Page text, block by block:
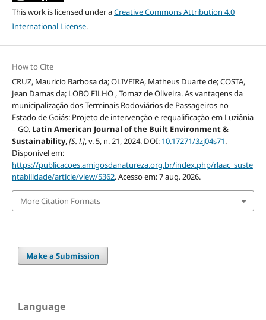
This work is licensed under aCreative Commons Attribution 4.0
International License.
How to Cite
CRUZ, Mauricio Barbosa da; OLIVEIRA, Matheus Duarte de; COSTA,
Jean Damas da; LOBO FILHO , Tomaz de Oliveira. As vantagens da
municipalização dos Terminais Rodoviários de Passageiros no
Estado de Goiás: Projeto de intervenção e requalificação em Luziânia
– GO. Latin American Journal of the Built Environment &
Sustainability,[S. l.], v. 5, n. 21, 2024. DOI: 10.17271/3zj04s71.
Disponível em:
https://publicacoes.amigosdanatureza.org.br/index.php/rlaac_suste
ntabilidade/article/view/5362. Acesso em: 7 aug. 2026.
More Citation Formats
Make a Submission
Language